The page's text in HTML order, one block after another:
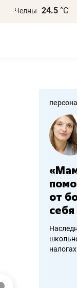
Челны 24.5 °С
персона
дотошных
от